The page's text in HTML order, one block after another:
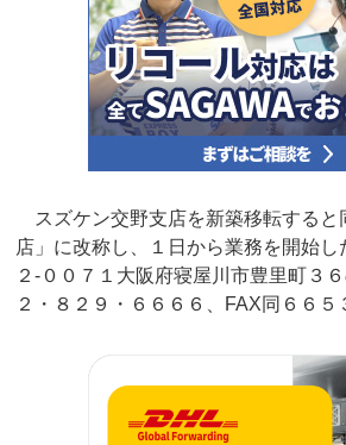
スズケン交野支店を新築移転すると
店」に改称し、１日から業務を開始し
２‐００７１大阪府寝屋川市豊里町３
２・８２９・６６６６、FAX同６６５